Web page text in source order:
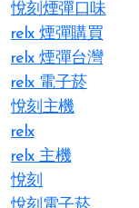
悅刻煙彈口味
relx 煙彈購買
relx 煙彈台灣
relx 電子菸
悅刻主機
relx
relx 主機
悅刻